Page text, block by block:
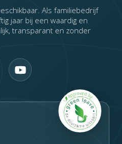
Als familiebedrijf
jaar bij een waardig en
transparant en zonder
Y
o
t